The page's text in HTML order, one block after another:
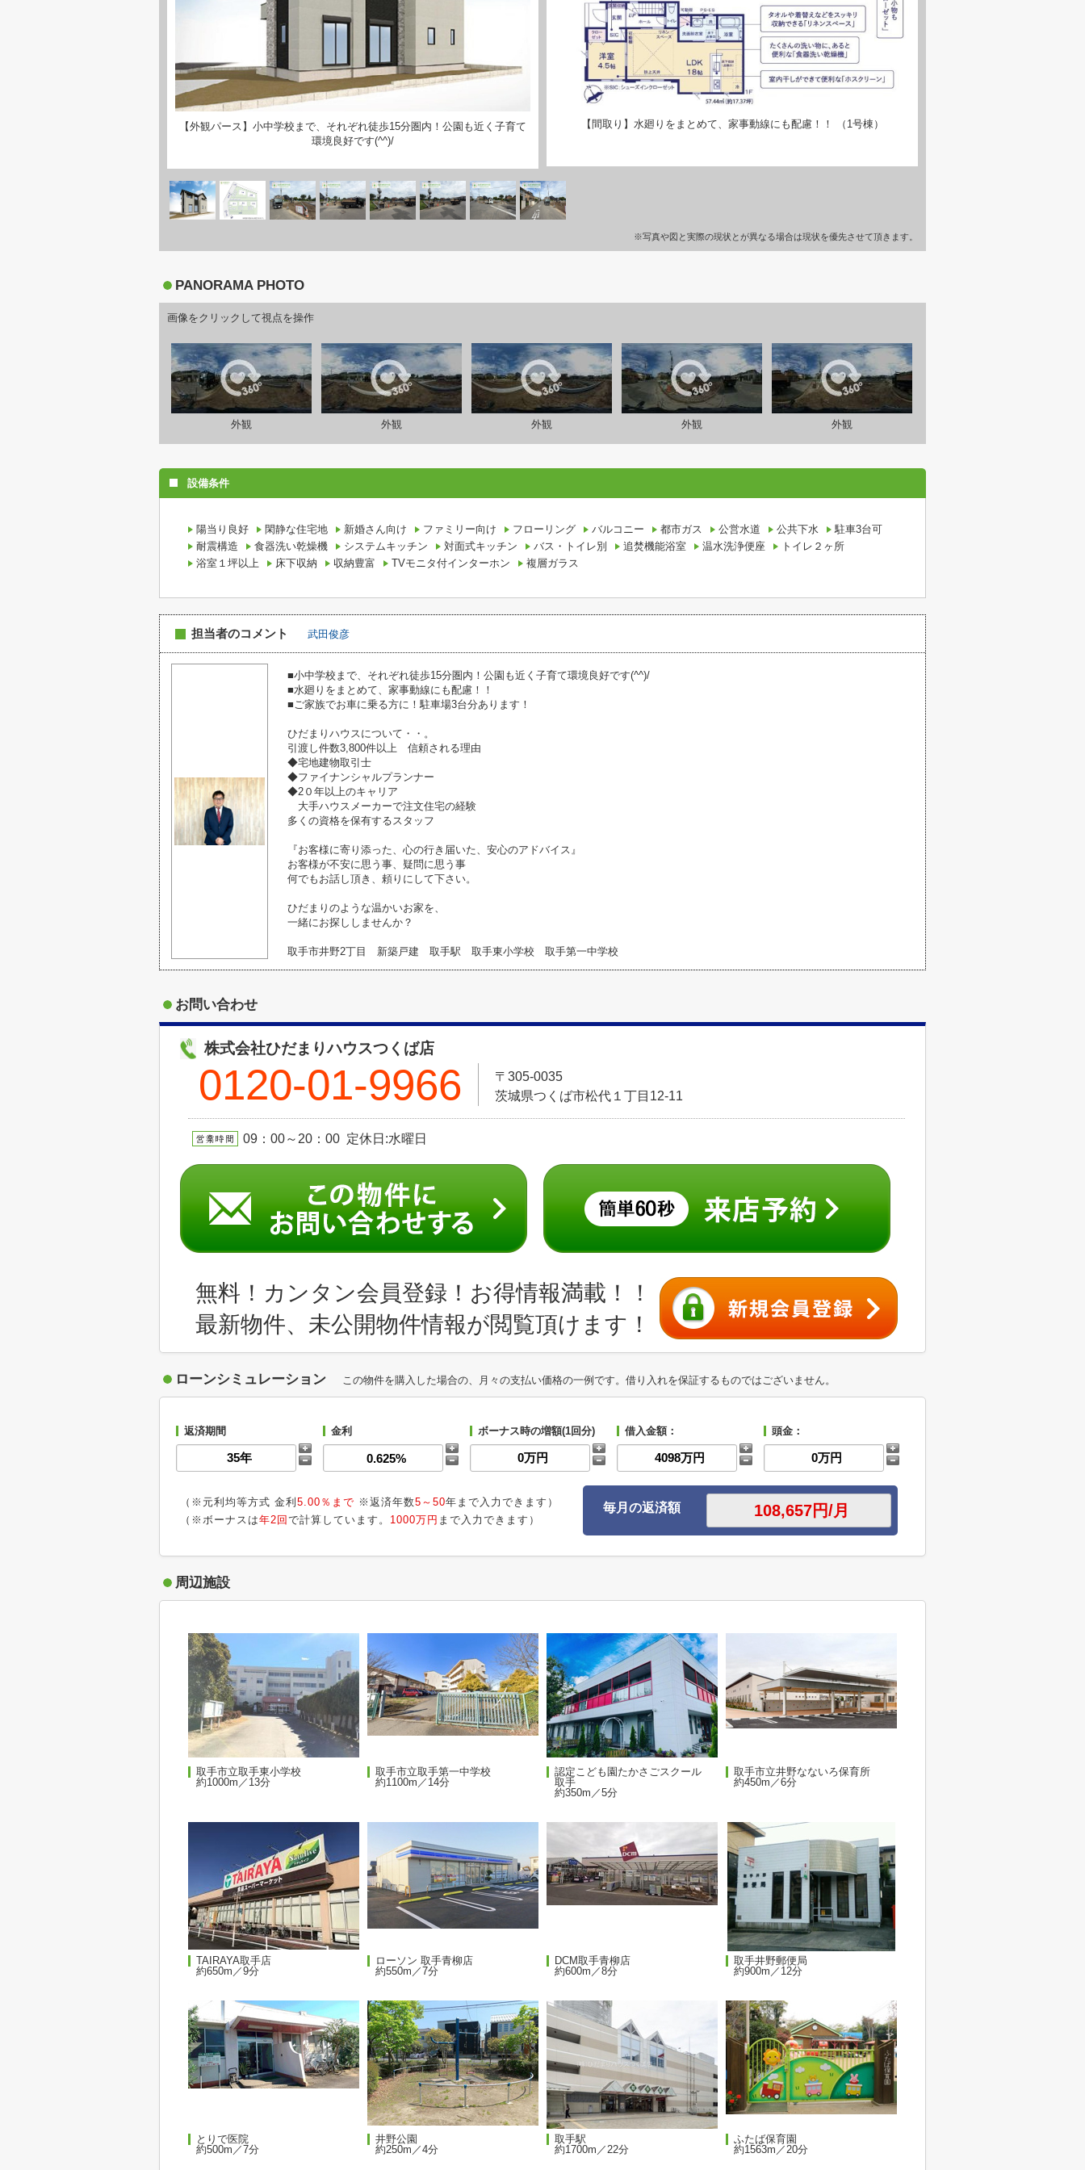
【外観パース】小中学校まで、それぞれ徒歩15分圏内！公園も近く子育て
環境良好です(^^)/
【間取り】水廻りをまとめて、家事動線にも配慮！！ （1号棟）
※写真や図と実際の現状とが異なる場合は現状を優先させて頂きます。
PANORAMA PHOTO
画像をクリックして視点を操作
外観 外観 外観 外観 外観
設備条件
陽当り良好 閑静な住宅地 新婚さん向け ファミリー向け フローリング バルコニー 都市ガス 公営水道 公共下水
駐車3台可
耐震構造
食器洗い乾燥機 システムキッチン 対面式キッチン バス・トイレ別 追焚機能浴室 温水洗浄便座
トイレ２ヶ所
浴室１坪以上
床下収納 収納豊富 TVモニタ付インターホン 複層ガラス
担当者のコメント 武田俊彦
■小中学校まで、それぞれ徒歩15分圏内！公園も近く子育て環境良好です(^^)/
■水廻りをまとめて、家事動線にも配慮！！
■ご家族でお車に乗る方に！駐車場3台分あります！
ひだまりハウスについて・・。
引渡し件数3,800件以上 信頼される理由
◆宅地建物取引士
◆ファイナンシャルプランナー
◆2０年以上のキャリア
大手ハウスメーカーで注文住宅の経験
多くの資格を保有するスタッフ
『お客様に寄り添った、心の行き届いた、安心のアドバイス』
お客様が不安に思う事、疑問に思う事
何でもお話し頂き、頼りにして下さい。
ひだまりのような温かいお家を、
一緒にお探ししませんか？
取手市井野2丁目 新築戸建 取手駅 取手東小学校 取手第一中学校
お問い合わせ
株式会社ひだまりハウスつくば店
0120-01-9966
〒305-0035
茨城県つくば市松代１丁目12-11
09：00～20：00 定休日:水曜日
無料！カンタン会員登録！お得情報満載！！
最新物件、未公開物件情報が閲覧頂けます！
ローンシミュレーション この物件を購入した場合の、月々の支払い価格の一例です。借り入れを保証するものではございません。
返済期間 金利 ボーナス時の増額(1回分) 借入金額： 頭金：
（※元利均等方式 金利 5.00％まで ※返済年数5～50年まで入力できます）
（※ボーナスは年2回 で計算しています。 1000万円 まで入力できます）
毎月の返済額
周辺施設
取手市立取手東小学校
約1000m／13分
取手市立取手第一中学校
約1100m／14分
認定こども園たかさごスクール
取手
約350m／5分
取手市立井野なないろ保育所
約450m／6分
TAIRAYA取手店
約650m／9分
ローソン 取手青柳店
約550m／7分
DCM取手青柳店
約600m／8分
取手井野郵便局
約900m／12分
とりで医院
約500m／7分
井野公園
約250m／4分
取手駅
約1700m／22分
ふたば保育園
約1563m／20分